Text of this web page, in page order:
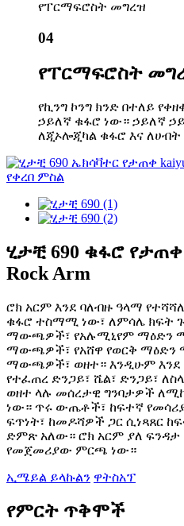
የፐርማፍሮስት መግረዝ
04
የፐርማፍሮስት
የኪንግ ኮንግ ክንድ በተለይ
ኃይለኛ ቁፋሮ ነው። ኃይለኛ
ለጂኦሎጂካል ቁፋሮ እና ለሀብት
ሂታቺ 690 ቁፋሮ የታጠቀ
Rock Arm
ሮክ አርም እንደ ባለብዙ ዓላማ
ቁፋሮ ተስማሚ ነው፣ ለምሳሌ ክፍት
ማውጫዎች፣ የአሉሚኒየም ማዕድን
ማውጫዎች፣ የአሸዋ የወርቅ
ማውጫዎች፣ ወዘተ። እንዲሁም እንደ
የተፈጠረ ድንጋይ፣ ሼል፣ ድንጋይ፣
ወዘተ ላሉ መሰረታዊ ግንባታዎች
ነው። ጥሩ ውጤቶች፣ ከፍተኛ
ፍጥነት፣ ከመዶሻዎች ጋር ሲነጻጸር
ድምጽ አለው። ሮክ አርም ያለ
የመጀመሪያው ምርጫ ነው።
ኢሜይል ይላኩልን ዋትስአፕ
የምርት ጥቅሞች